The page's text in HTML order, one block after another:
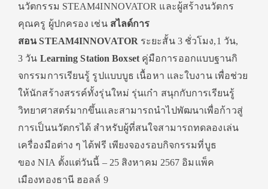
นวัตกรรม STEAM4INNOVATOR และผู้สร้างนวัตกร
คุณครู ผู้ปกครอง เช่น สไลด์การ
สอนSTEAM4INNOVATOR ระยะสั้น 3ชั่วโมง,1 วัน,
3 วัน Learning Station Boxset คู่มือการออกแบบฐานกิ
จกรรมการเรียนรู้ รูปแบบบูธ เนื้อหา และใบงาน เพื่อช่วย
ให้นักสร้างสรรค์ทั้งรุ่นใหม่ รุ่นเก๋า สนุกกับการเรียนรู้
วิทยาศาสตร์มากขึ้นและสามารถนำไปพัฒนาเพื่อก้าวสู่
การเป็นนวัตกรได้ สำหรับผู้ที่สนใจสามารถทดลองเล่น
เครื่องมือต่าง ๆ ได้ฟรี เพียงจองรอบกิจกรรมที่บูธ
ของNIA ตั้งแต่วันนี้ – 25 สิงหาคม 2567 อิมแพ็ค
เมืองทองธานี ฮอลล์ 9